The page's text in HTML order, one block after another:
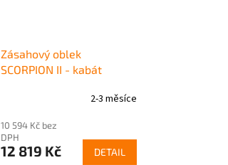
Zásahový oblek
SCORPION II - kabát
2-3 měsíce
10 594 Kč bez
DPH
12 819 Kč DETAIL